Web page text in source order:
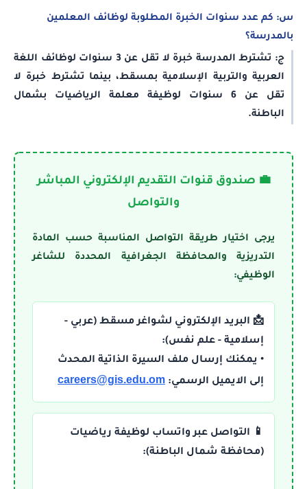
س: كم عدد سنوات الخبرة المطلوبة لوظائف المعلمين
بالمدرسة؟
ج: تشترط المدرسة خبرة لا تقل عن 3 سنوات لوظائف اللغة
العربية والتربية الإسلامية بمسقط، بينما تشترط خبرة لا
تقل عن 6 سنوات لوظيفة معلمة الرياضيات بشمال
الباطنة.
💼 صندوق قنوات التقديم الإلكتروني المباشر
والتواصل
يرجى اختيار طريقة التواصل المناسبة حسب المادة
التدريزية والمحافظة الجغرافية المحددة للشاغر
الوظيفي:
📩 البريد الإلكتروني لشواغر مسقط (عربي -
إسلامية - علم نفس):
• يمكنك إرسال ملف السيرة الذاتية المحدث
إلى الايميل الرسمي: careers@gis.edu.om
📱 التواصل عبر واتساب لوظيفة رياضيات
(محافظة شمال الباطنة):